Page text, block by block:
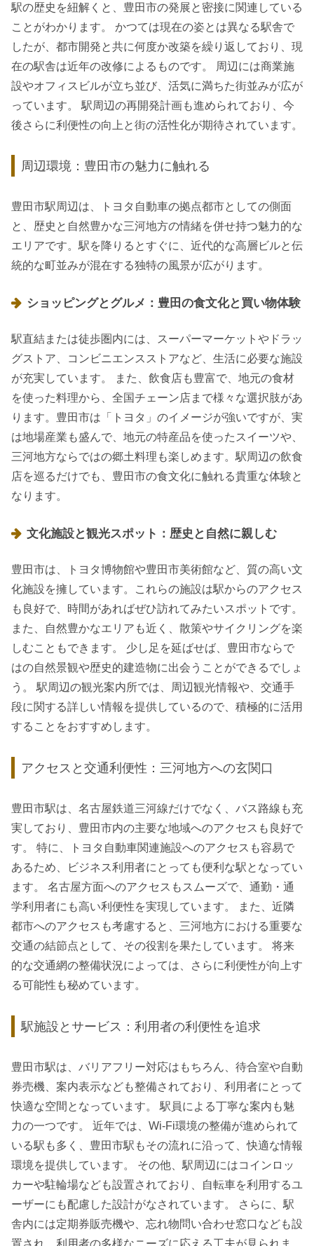
駅の歴史を紐解くと、豊田市の発展と密接に関連している
ことがわかります。 かつては現在の姿とは異なる駅舎で
したが、都市開発と共に何度か改築を繰り返しており、現
在の駅舎は近年の改修によるものです。 周辺には商業施
設やオフィスビルが立ち並び、活気に満ちた街並みが広が
っています。 駅周辺の再開発計画も進められており、今
後さらに利便性の向上と街の活性化が期待されています。
周辺環境：豊田市の魅力に触れる
豊田市駅周辺は、トヨタ自動車の拠点都市としての側面
と、歴史と自然豊かな三河地方の情緒を併せ持つ魅力的な
エリアです。駅を降りるとすぐに、近代的な高層ビルと伝
統的な町並みが混在する独特の風景が広がります。
ショッピングとグルメ：豊田の食文化と買い物体験
駅直結または徒歩圏内には、スーパーマーケットやドラッ
グストア、コンビニエンスストアなど、生活に必要な施設
が充実しています。 また、飲食店も豊富で、地元の食材
を使った料理から、全国チェーン店まで様々な選択肢があ
ります。豊田市は「トヨタ」のイメージが強いですが、実
は地場産業も盛んで、地元の特産品を使ったスイーツや、
三河地方ならではの郷土料理も楽しめます。駅周辺の飲食
店を巡るだけでも、豊田市の食文化に触れる貴重な体験と
なります。
文化施設と観光スポット：歴史と自然に親しむ
豊田市は、トヨタ博物館や豊田市美術館など、質の高い文
化施設を擁しています。これらの施設は駅からのアクセス
も良好で、時間があればぜひ訪れてみたいスポットです。
また、自然豊かなエリアも近く、散策やサイクリングを楽
しむこともできます。 少し足を延ばせば、豊田市ならで
はの自然景観や歴史的建造物に出会うことができるでしょ
う。 駅周辺の観光案内所では、周辺観光情報や、交通手
段に関する詳しい情報を提供しているので、積極的に活用
することをおすすめします。
アクセスと交通利便性：三河地方への玄関口
豊田市駅は、名古屋鉄道三河線だけでなく、バス路線も充
実しており、豊田市内の主要な地域へのアクセスも良好で
す。 特に、トヨタ自動車関連施設へのアクセスも容易で
あるため、ビジネス利用者にとっても便利な駅となってい
ます。 名古屋方面へのアクセスもスムーズで、通勤・通
学利用者にも高い利便性を実現しています。 また、近隣
都市へのアクセスも考慮すると、三河地方における重要な
交通の結節点として、その役割を果たしています。 将来
的な交通網の整備状況によっては、さらに利便性が向上す
る可能性も秘めています。
駅施設とサービス：利用者の利便性を追求
豊田市駅は、バリアフリー対応はもちろん、待合室や自動
券売機、案内表示なども整備されており、利用者にとって
快適な空間となっています。 駅員による丁寧な案内も魅
力の一つです。 近年では、Wi-Fi環境の整備が進められて
いる駅も多く、豊田市駅もその流れに沿って、快適な情報
環境を提供しています。 その他、駅周辺にはコインロッ
カーや駐輪場なども設置されており、自転車を利用するユ
ーザーにも配慮した設計がなされています。 さらに、駅
舎内には定期券販売機や、忘れ物問い合わせ窓口なども設